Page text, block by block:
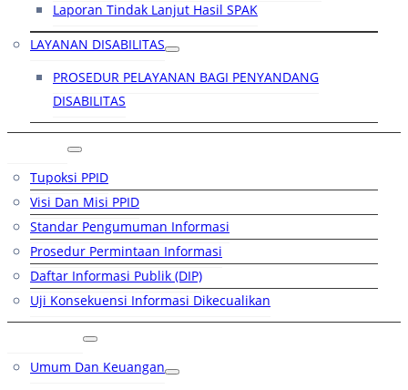
Laporan Tindak Lanjut Hasil SPAK
LAYANAN DISABILITAS
PROSEDUR PELAYANAN BAGI PENYANDANG
DISABILITAS
Tupoksi PPID
Visi Dan Misi PPID
Standar Pengumuman Informasi
Prosedur Permintaan Informasi
Daftar Informasi Publik (DIP)
Uji Konsekuensi Informasi Dikecualikan
Umum Dan Keuangan